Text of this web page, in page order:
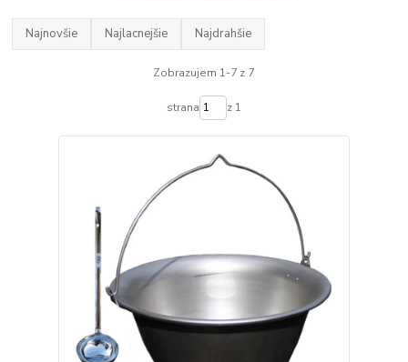
Najnovšie Najlacnejšie Najdrahšie
Zobrazujem 1-7 z 7
strana z 1